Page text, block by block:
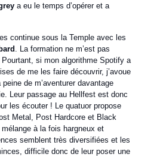
a eu le temps d’opérer et a
continue sous la Temple avec les
. La formation ne m’est pas
si mon algorithme Spotify a
de me les faire découvrir, j’avoue
de m’aventurer davantage
Leur passage au Hellfest est donc
les écouter ! Le quatuor propose
Metal, Post Hardcore et Black
à la fois hargneux et
semblent très diversifiées et les
difficile donc de leur poser une